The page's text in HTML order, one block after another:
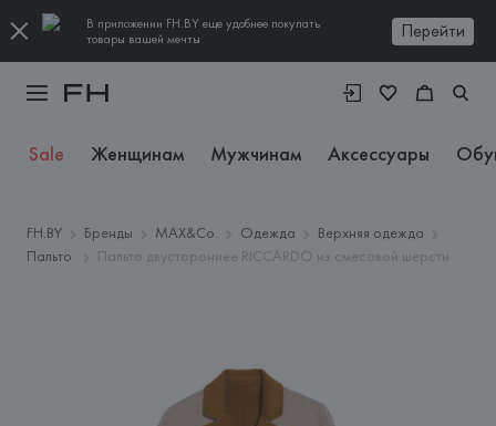
В приложении FH.BY еще удобнее покупать
товары вашей мечты
Перейти
Sale Женщинам Мужчинам Аксессуары
FH.BY Бренды MAX&Co. Одежда
Верхняя одежда
Пальто
Пальто двустороннее RICCARDO из смесовой шерсти